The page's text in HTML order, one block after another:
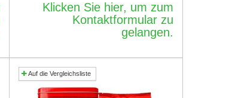
Klicken Sie hier, um zum
Kontaktformular zu
gelangen.
Auf die Vergleichsliste